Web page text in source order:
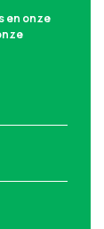
en onze